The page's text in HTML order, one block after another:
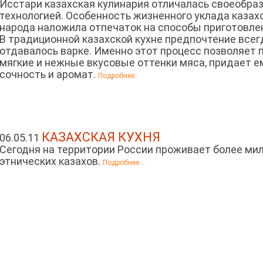
Исстари казахская кулинария отличалась
технологией. Особенность жизненного уклада
народа наложила отпечаток на способы
В традиционной казахской кухне предпочтение
отдавалось варке. Именно этот процесс позволяет
мягкие и нежные вкусовые оттенки мяса, придает
сочность и аромат.Подробнее...
06.05.11 КАЗАХСКАЯ КУХНЯ
Сегодня на территории России проживает более
этнических казахов.Подробнее...